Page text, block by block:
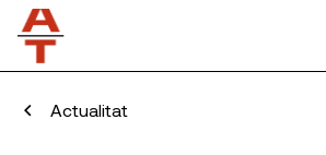
Actualitat